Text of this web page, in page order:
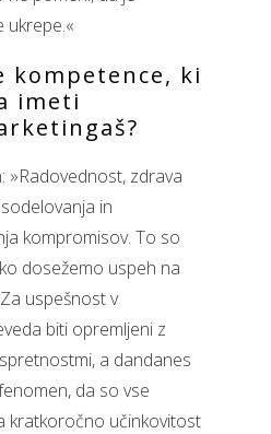
ukrepe.«
kompetence, ki
imeti
»Radovednost, zdrava
in
kompromisov. To so
dosežemo uspeh na
uspešnost v
biti opremljeni z
a dandanes
da so vse
kratkoročno učinkovitost